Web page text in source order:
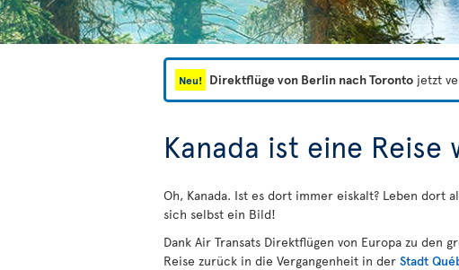
Neu! Direktflüge von Berlin nach Toronto jetzt
Kanada ist eine Reise
Oh, Kanada. Ist es dort immer eiskalt? Leben dort
sich selbst ein Bild!
Dank Air Transats Direktflügen von Europa zu den
Reise zurück in die Vergangenheit in der Stadt